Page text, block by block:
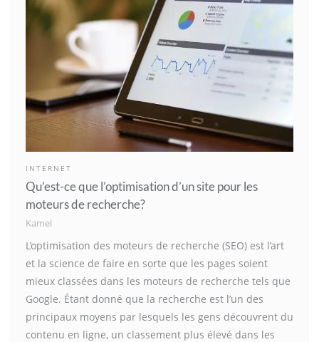
INTERNET
Qu’est-ce que l’optimisation d’un site pour les
moteurs de recherche?
Kamel
L’optimisation des moteurs de recherche (SEO) est l’art
et la science de faire en sorte que les pages soient
mieux classées dans les moteurs de recherche tels que
Google. Étant donné que la recherche est l’un des
principaux moyens par lesquels les gens découvrent du
contenu en ligne, un classement plus élevé dans les